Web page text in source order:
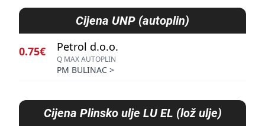
Cijena UNP (autoplin)
0.75€ Petrol d.o.o.
Q MAX AUTOPLIN
PM BULINAC >
Cijena Plinsko ulje LU EL (lož ulje)